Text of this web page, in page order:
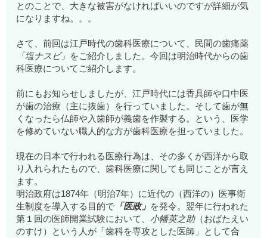
とのことで、大きな被害がなければいいのですが詳細が気
になりますね。。。
さて、前回は江戸時代の歯科医療について、民間の歯痛薬
「塩ナスビ」 をご紹介しました。今回は明治時代からの歯
科医療についてご紹介します。
前にもお知らせしましたが、江戸時代には香具師や口中医
が歯の治療（主に抜歯）を行っていました。そして歯が無
くなったら仏師や入歯師が義歯を作製する。という、医学
を修めていない職人的な方が歯科医療を担っていました。
現在の日本で行われる医療行為は、その多くが西洋から取
り入れられたもので、歯科医療に関しても同じことが言え
ます。
明治政府は1874年（明治7年）に近代の（西洋の）医事衛
生制度を導入する目的で 「医政」 を発令。翌年に行われた
第１回の医師開業試験において、 小幡英之助（おばたえい
のすけ）という人が「歯科を専攻とした医師」として合